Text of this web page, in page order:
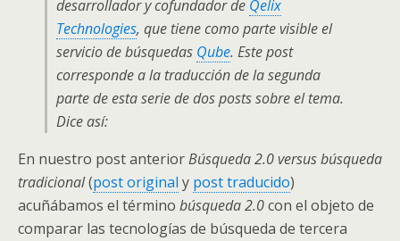
desarrollador y cofundador de Qelix
Technologies, que tiene como parte visible el
servicio de búsquedas Qube. Este post
corresponde a la traducción de la segunda
parte de esta serie de dos posts sobre el tema.
Dice así:
En nuestro post anteriorBúsqueda 2.0 versus búsqueda
tradicional(post original y post traducido)
acuñábamos el término búsqueda 2.0con el objeto de
comparar las tecnologías de búsqueda de tercera